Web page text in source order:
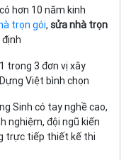
hơn 10 năm kinh
trọn gói, sửa nhà trọn
trong 3 đơn vị xây
Việt bình chọn
Sinh có tay nghề cao,
nghiệm, đội ngũ kiến
trực tiếp thiết kế thi